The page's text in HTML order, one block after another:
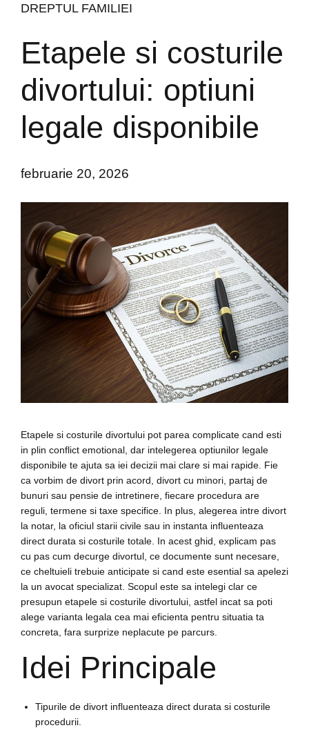
DREPTUL FAMILIEI
Etapele si costurile
divortului: optiuni
legale disponibile
februarie 20, 2026
Etapele si costurile divortului pot parea complicate cand esti
in plin conflict emotional, dar intelegerea optiunilor legale
disponibile te ajuta sa iei decizii mai clare si mai rapide. Fie
ca vorbim de divort prin acord, divort cu minori, partaj de
bunuri sau pensie de intretinere, fiecare procedura are
reguli, termene si taxe specifice. In plus, alegerea intre divort
la notar, la oficiul starii civile sau in instanta influenteaza
direct durata si costurile totale. In acest ghid, explicam pas
cu pas cum decurge divortul, ce documente sunt necesare,
ce cheltuieli trebuie anticipate si cand este esential sa apelezi
la un avocat specializat. Scopul este sa intelegi clar ce
presupun etapele si costurile divortului, astfel incat sa poti
alege varianta legala cea mai eficienta pentru situatia ta
concreta, fara surprize neplacute pe parcurs.
Idei Principale
Tipurile de divort influenteaza direct durata si costurile
procedurii.